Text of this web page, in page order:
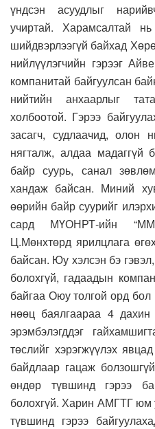
үндсэн асуудлыг
учиртай. Харамсалтай
шийдвэрлээгүй байхад
нийлүүлэгчийн гэрээг
компанитай байгуулсан
нийтийн анхаарлыг
холбоотой. Гэрээ
засагч, судлаачид, олон
нягталж, алдаа мадаггүй
байр суурь, санал
хандаж байсан. Миний
өөрийн байр суурийг
сард МҮОНРТ-ийн “ММ
Ц.Мөнхтөрд ярилцлага
байсан. Юу хэлсэн бэ
болохгүй, гадаадын
байгаа Оюу толгой орд
нөөц баялгаараа 4
эрэмбэлэгддэг
төслийг хэрэгжүүлэх
байдлаар гацаж
өндөр түвшинд гэрээ
болохгүй. Харин АМГТГ юм
түвшинд гэрээ